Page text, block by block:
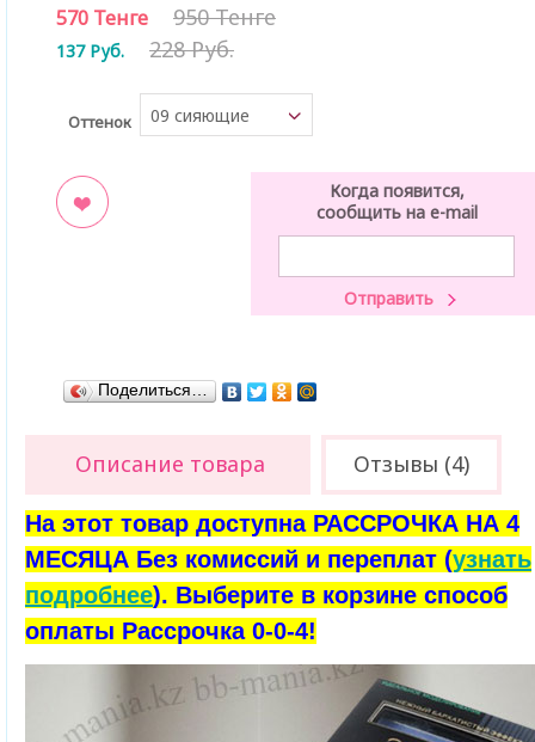
570 Тенге 950 Тенге
137 Руб. 228 Руб.
Оттенок
09 сияющие
небеса
Когда появится,
сообщить на e-mail
Поделиться…
Описание товара Отзывы (4)
На этот товар доступна РАССРОЧКА НА 4
МЕСЯЦА Без комиссий и переплат (узнать
подробнее). Выберите в корзине способ
оплаты Рассрочка 0-0-4!